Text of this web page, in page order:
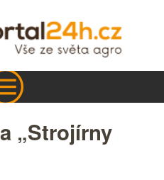
„Strojírny